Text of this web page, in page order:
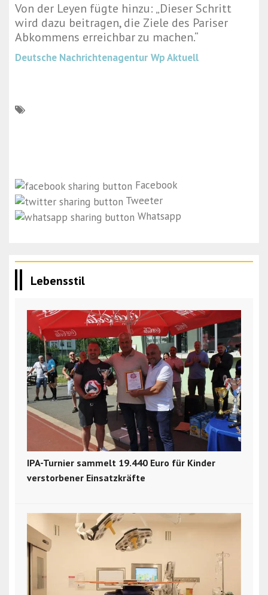
Von der Leyen fügte hinzu: „Dieser Schritt
wird dazu beitragen, die Ziele des Pariser
Abkommens erreichbar zu machen.“
Deutsche Nachrichtenagentur Wp Aktuell
Facebook
Tweeter
Whatsapp
Lebensstil
IPA-Turnier sammelt 19.440 Euro für Kinder
verstorbener Einsatzkräfte